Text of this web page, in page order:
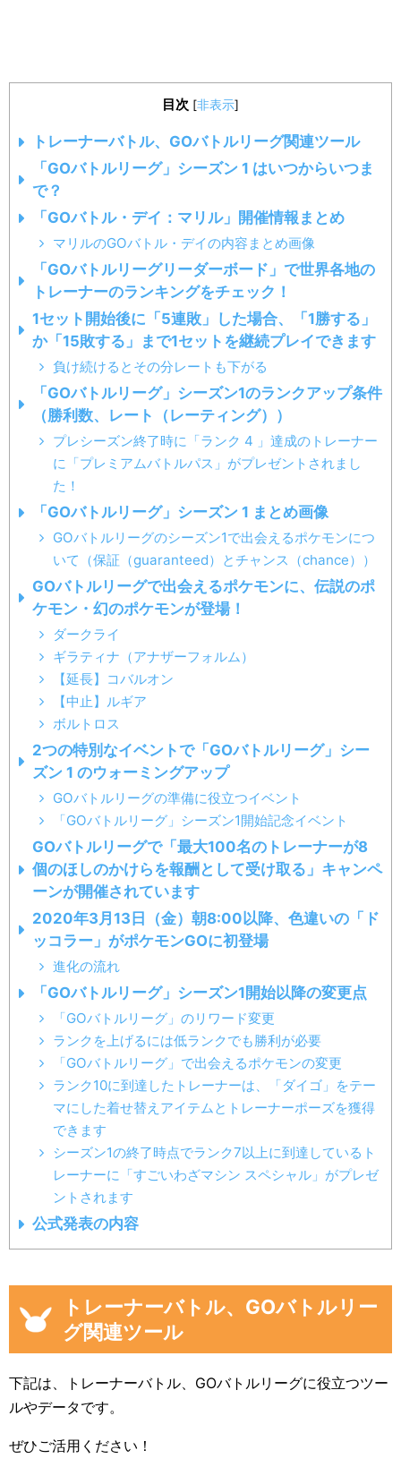
ルム）の捕獲率が調整されたようです（以前より捕ま
えやすくなったようです）→2020年3月16日夜21:15追
【2020年3月15日更新】
GOバトルリーグのシーズン1で出会えるポケモンにつ
いて（保証（guaranteed）とチャンス（chance））
【2020年3月14日更新】
2020年3月13日（金）早朝、一部トレーナーにシーズ
ン1限定リワードの「ダイゴの着せ替えアイテムとトレ
ーナーポーズ」が配信されたようです
【解析情報】ダイゴの着せ替えアイテムとトレーナー
ポーズ
GOバトルリーグで「最大100名のトレーナーが8個のほ
しのかけらを報酬として受け取る」キャンペーンが開
催されています
2020年3月14日（土）は、1日に戦えるバトルのセット
が通常の5回から8回に増加し、1日40回まで戦える
「GOバトルリーグ」シーズン1のランク条件（勝利
数、レート（レーティング））
目次 [非表示]
トレーナーバトル、GOバトルリーグ関連ツール
「GOバトルリーグ」シーズン 1 はいつからいつま
で？
「GOバトル・デイ：マリル」開催情報まとめ
マリルのGOバトル・デイの内容まとめ画像
「GOバトルリーグリーダーボード」で世界各地の
トレーナーのランキングをチェック！
1セット開始後に「5連敗」した場合、「1勝する」
か「15敗する」まで1セットを継続プレイできます
負け続けるとその分レートも下がる
「GOバトルリーグ」シーズン1のランクアップ条件
（勝利数、レート（レーティング））
プレシーズン終了時に「ランク 4 」達成のトレーナー
に「プレミアムバトルパス」がプレゼントされまし
た！
「GOバトルリーグ」シーズン 1 まとめ画像
GOバトルリーグのシーズン1で出会えるポケモンにつ
いて（保証（guaranteed）とチャンス（chance））
GOバトルリーグで出会えるポケモンに、伝説のポ
ケモン・幻のポケモンが登場！
ダークライ
ギラティナ（アナザーフォルム）
【延長】コバルオン
【中止】ルギア
ボルトロス
2つの特別なイベントで「GOバトルリーグ」シー
ズン 1 のウォーミングアップ
GOバトルリーグの準備に役立つイベント
「GOバトルリーグ」シーズン1開始記念イベント
GOバトルリーグで「最大100名のトレーナーが8
個のほしのかけらを報酬として受け取る」キャンペ
ーンが開催されています
2020年3月13日（金）朝8:00以降、色違いの「ド
ッコラー」がポケモンGOに初登場
進化の流れ
「GOバトルリーグ」シーズン1開始以降の変更点
「GOバトルリーグ」のリワード変更
ランクを上げるには低ランクでも勝利が必要
「GOバトルリーグ」で出会えるポケモンの変更
ランク10に到達したトレーナーは、「ダイゴ」をテー
マにした着せ替えアイテムとトレーナーポーズを獲得
できます
シーズン1の終了時点でランク7以上に到達しているト
レーナーに「すごいわざマシン スペシャル」がプレゼ
ントされます
公式発表の内容
トレーナーバトル、GOバトルリー
グ関連ツール
下記は、トレーナーバトル、GOバトルリーグに役立つツー
ルやデータです。
ぜひご活用ください！